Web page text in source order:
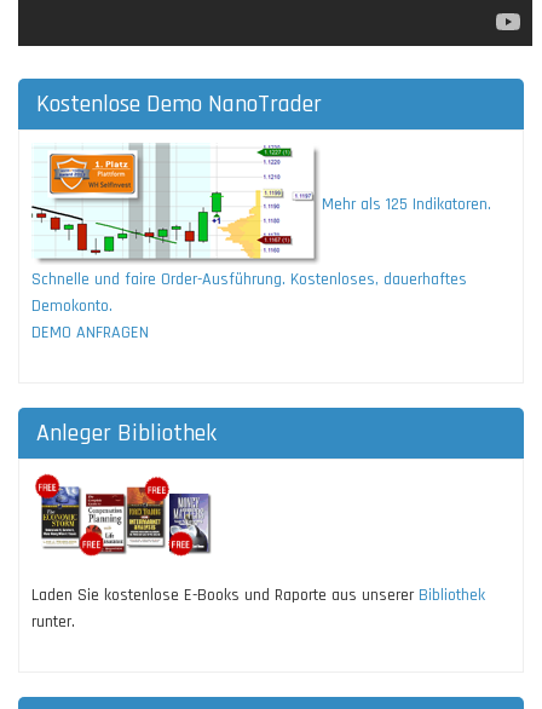
Kostenlose Demo NanoTrader
Mehr als 125 Indikatoren.
Schnelle und faire Order-Ausführung. Kostenloses, dauerhaftes
Demokonto.
DEMO ANFRAGEN
Anleger Bibliothek
Laden Sie kostenlose E-Books und Raporte aus unserer Bibliothek
runter.